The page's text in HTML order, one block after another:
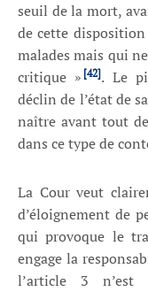
seuil de la mort,
de cette
malades mais qui
critique » [42]. Le
déclin de l’état de
naître avant tout
dans ce type de
La Cour veut
d’éloignement de
qui provoque le
engage la
l’article 3 n’est